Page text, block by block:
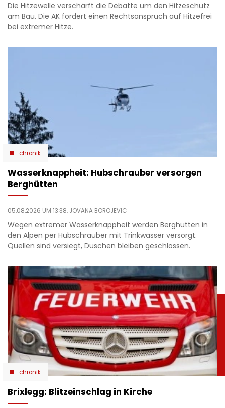
Die Hitzewelle verschärft die Debatte um den Hitzeschutz
am Bau. Die AK fordert einen Rechtsanspruch auf Hitzefrei
bei extremer Hitze.
chronik
Wasserknappheit: Hubschrauber versorgen
Berghütten
05.08.2026 UM 13:38, JOVANA BOROJEVIC
Wegen extremer Wasserknappheit werden Berghütten in
den Alpen per Hubschrauber mit Trinkwasser versorgt.
Quellen sind versiegt, Duschen bleiben geschlossen.
chronik
Brixlegg: Blitzeinschlag in Kirche